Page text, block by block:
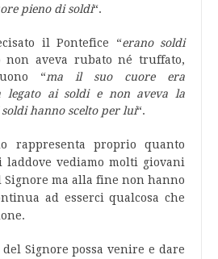
pieno di soldi“.
il Pontefice “erano soldi
non aveva rubato né truffato,
“ma il suo cuore era
legato ai soldi e non aveva la
hanno scelto per lui“.
rappresenta proprio quanto
laddove vediamo molti giovani
Signore ma alla fine non hanno
ad esserci qualcosa che
Signore possa venire e dare